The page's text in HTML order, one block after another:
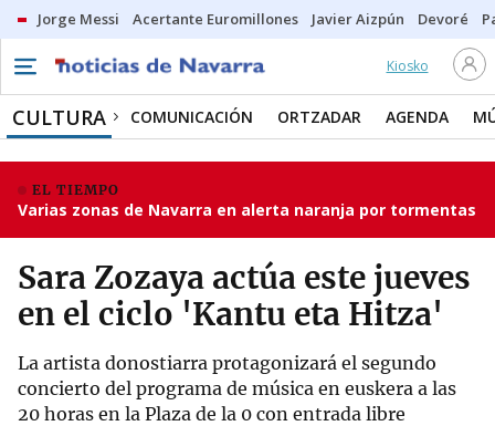
Jorge Messi Acertante Euromillones Javier Aizpún Devoré
Kiosko
CULTURA COMUNICACIÓN ORTZADAR AGENDA
EL TIEMPO
Varias zonas de Navarra en alerta naranja por tormentas
Sara Zozaya actúa este jueves
en el ciclo 'Kantu eta Hitza'
La artista donostiarra protagonizará el segundo
concierto del programa de música en euskera a las
20 horas en la Plaza de la 0 con entrada libre